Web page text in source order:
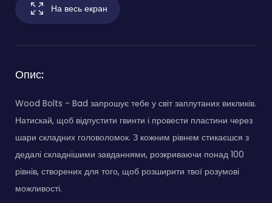
На весь екран
Опис:
Wood Bolts - Bad запрошує тебе у світ заплутаних викликів.
Натискай, щоб відпустити гвинти і провести пластини через
шари складних головоломок. З кожним рівнем стикаєшся з
дедалі складнішими завданнями, розкриваючи понад 100
рівнів, створених для того, щоб розширити твої розумові
можливості.